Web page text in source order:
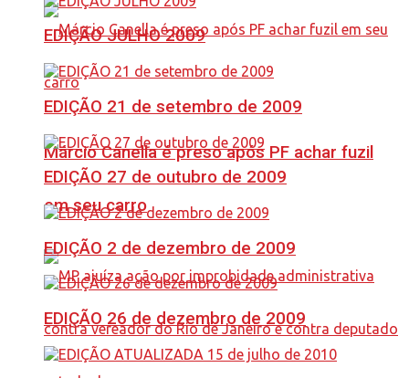
Márcio Canella é preso após PF achar fuzil
em seu carro
EDIÇÃO JULHO 2009
EDIÇÃO 21 de setembro de 2009
EDIÇÃO 27 de outubro de 2009
EDIÇÃO 2 de dezembro de 2009
EDIÇÃO 26 de dezembro de 2009